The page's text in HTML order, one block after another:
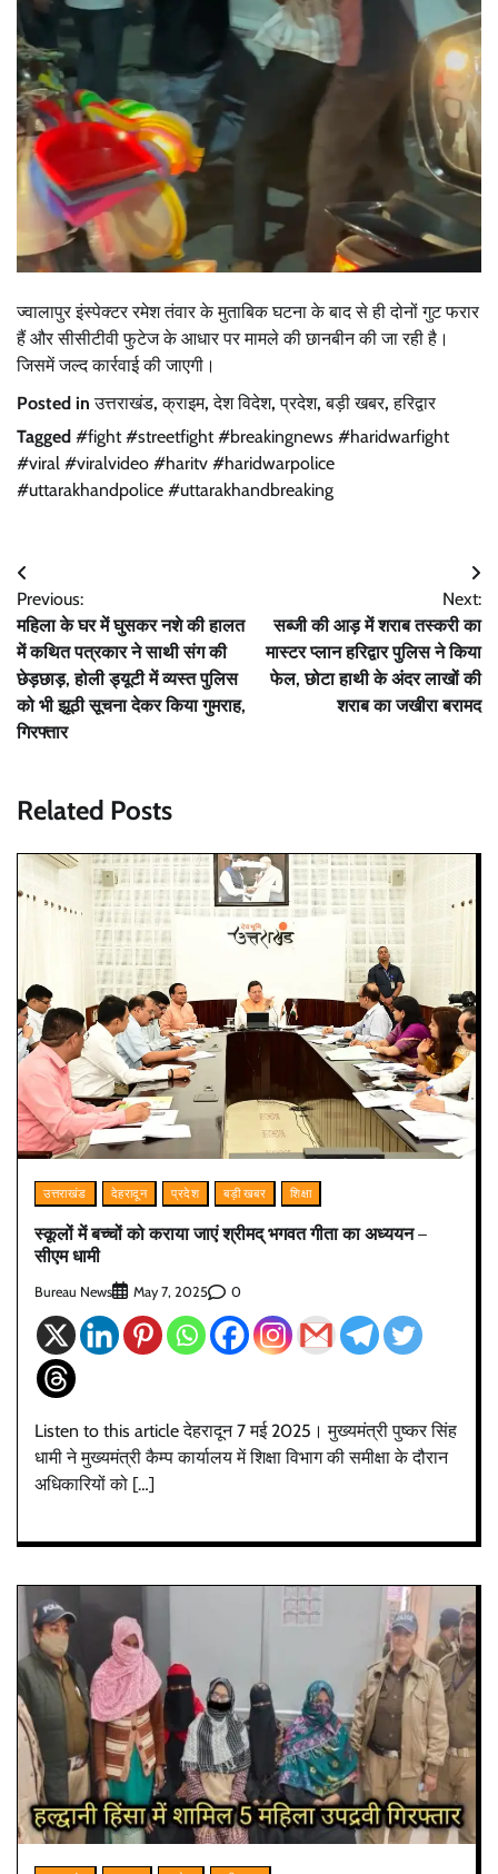
ज्वालापुर इंस्पेक्टर रमेश तंवार के मुताबिक घटना के बाद से ही दोनों गुट फरार
हैं और सीसीटीवी फुटेज के आधार पर मामले की छानबीन की जा रही है।
जिसमें जल्द कार्रवाई की जाएगी।
Posted inउत्तराखंड,क्राइम,देश विदेश,प्रदेश,बड़ी खबर,हरिद्वार
Tagged #fight #streetfight #breakingnews #haridwarfight
#viral #viralvideo #haritv #haridwarpolice
#uttarakhandpolice #uttarakhandbreaking
Post
navigation
Previous:
महिला के घर में घुसकर नशे की हालत
में कथित पत्रकार ने साथी संग की
छेड़छाड़, होली ड्यूटी में व्यस्त पुलिस
को भी झूठी सूचना देकर किया गुमराह,
गिरफ्तार
Next:
सब्जी की आड़ में शराब तस्करी का
मास्टर प्लान हरिद्वार पुलिस ने किया
फेल, छोटा हाथी के अंदर लाखों की
शराब का जखीरा बरामद
Related Posts
उत्तराखंड देहरादून प्रदेश बड़ी खबर शिक्षा
स्कूलों में बच्चों को कराया जाएं श्रीमद् भगवत गीता का अध्ययन –
सीएम धामी
Bureau News May 7, 2025 0
Listen to this article देहरादून 7 मई 2025। मुख्यमंत्री पुष्कर सिंह
धामी ने मुख्यमंत्री कैम्प कार्यालय में शिक्षा विभाग की समीक्षा के दौरान
अधिकारियों को […]